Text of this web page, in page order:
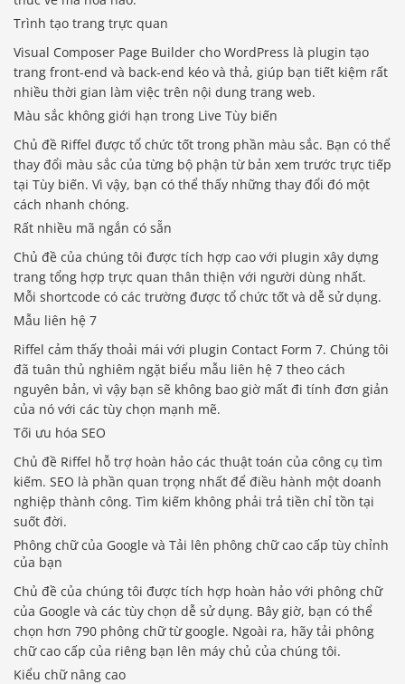
Trình tạo trang trực quan
Visual Composer Page Builder cho WordPress là plugin tạo
trang front-end và back-end kéo và thả, giúp bạn tiết kiệm rất
nhiều thời gian làm việc trên nội dung trang web.
Màu sắc không giới hạn trong Live Tùy biến
Chủ đề Riffel được tổ chức tốt trong phần màu sắc. Bạn có thể
thay đổi màu sắc của từng bộ phận từ bản xem trước trực tiếp
tại Tùy biến. Vì vậy, bạn có thể thấy những thay đổi đó một
cách nhanh chóng.
Rất nhiều mã ngắn có sẵn
Chủ đề của chúng tôi được tích hợp cao với plugin xây dựng
trang tổng hợp trực quan thân thiện với người dùng nhất.
Mỗi shortcode có các trường được tổ chức tốt và dễ sử dụng.
Mẫu liên hệ 7
Riffel cảm thấy thoải mái với plugin Contact Form 7. Chúng tôi
đã tuân thủ nghiêm ngặt biểu mẫu liên hệ 7 theo cách
nguyên bản, vì vậy bạn sẽ không bao giờ mất đi tính đơn giản
của nó với các tùy chọn mạnh mẽ.
Tối ưu hóa SEO
Chủ đề Riffel hỗ trợ hoàn hảo các thuật toán của công cụ tìm
kiếm. SEO là phần quan trọng nhất để điều hành một doanh
nghiệp thành công. Tìm kiếm không phải trả tiền chỉ tồn tại
suốt đời.
Phông chữ của Google và Tải lên phông chữ cao cấp tùy chỉnh
của bạn
Chủ đề của chúng tôi được tích hợp hoàn hảo với phông chữ
của Google và các tùy chọn dễ sử dụng. Bây giờ, bạn có thể
chọn hơn 790 phông chữ từ google. Ngoài ra, hãy tải phông
chữ cao cấp của riêng bạn lên máy chủ của chúng tôi.
Kiểu chữ nâng cao